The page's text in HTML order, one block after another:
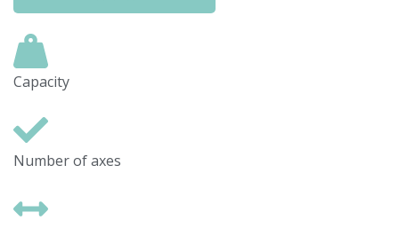
Capacity
Number of axes